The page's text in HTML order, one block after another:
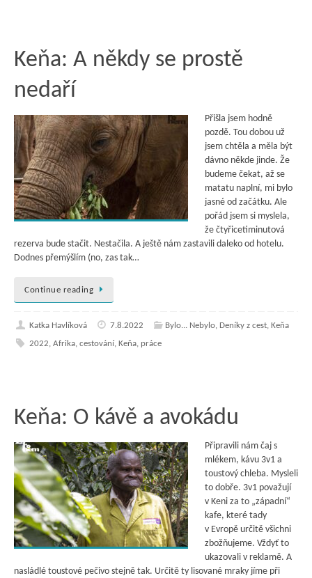
Keňa: A někdy se prostě
nedaří
Přišla jsem hodně
pozdě. Tou dobou už
jsem chtěla a měla být
dávno někde jinde. Že
budeme čekat, až se
matatu naplní, mi bylo
jasné od začátku. Ale
pořád jsem si myslela,
že čtyřicetiminutová
rezerva bude stačit. Nestačila. A ještě nám zastavili daleko od hotelu.
Dodnes přemýšlím (no, zas tak…
Continue reading
Katka Havlíková 7.8.2022 Bylo... Nebylo, Deníky z cest, Keňa
2022, Afrika, cestování, Keňa, práce
Keňa: O kávě a avokádu
Připravili nám čaj s
mlékem, kávu 3v1 a
toustový chleba. Mysleli
to dobře. 3v1 považují
v Keni za to „západní“
kafe, které tady
v Evropě určitě všichni
zbožňujeme. Vždyť to
ukazovali v reklamě. A
nasládlé toustové pečivo stejně tak. Určitě ty lisované mraky jíme při